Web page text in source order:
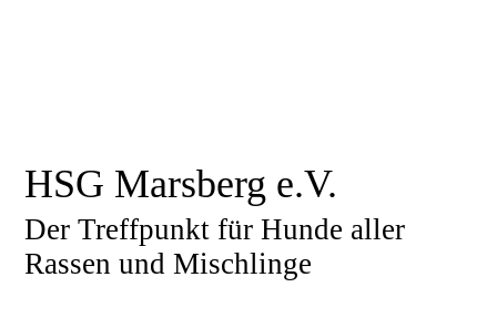
HSG Marsberg e.V.
Der Treffpunkt für Hunde aller
Rassen und Mischlinge